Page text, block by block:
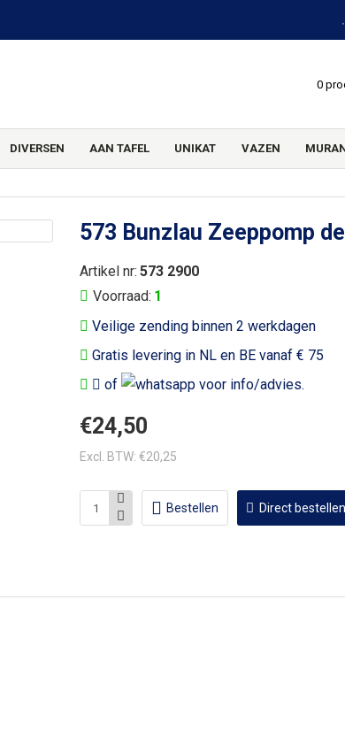
0
DIVERSEN AAN TAFEL UNIKAT VAZEN
573 Bunzlau Zeeppomp
Veilige zending binnen 2 werkdagen
Gratis levering in NL en BE vanaf € 75
of
voor info/advies.
Voorraad: 1
Artikel nr: 573 2900
€24,50
Excl. BTW: €20,25
Bestellen Direct bestellen